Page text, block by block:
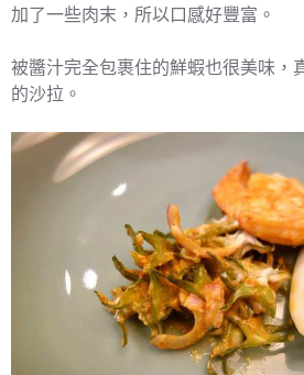
加了一些肉末，所以口感好豐富。
被醬汁完全包裹住的鮮蝦也很美味，
的沙拉。